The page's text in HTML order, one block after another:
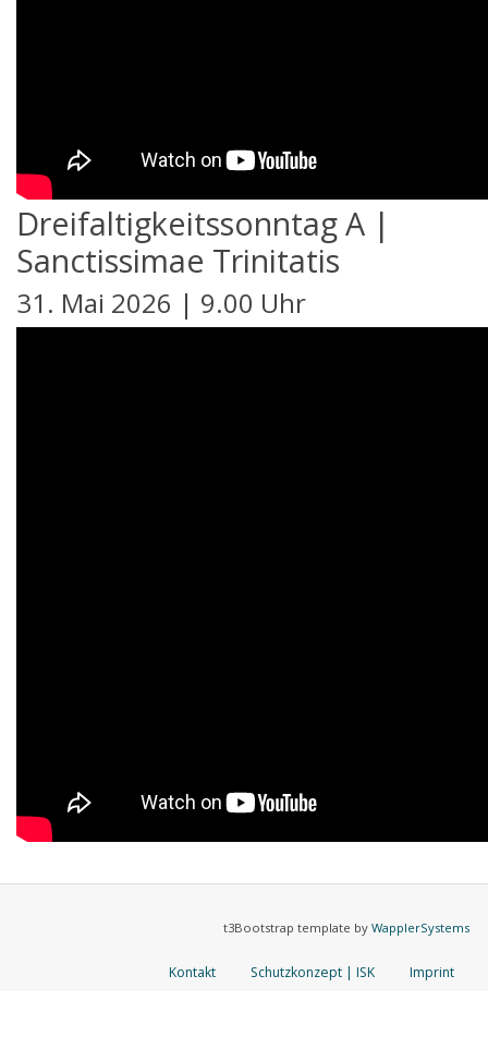
Dreifaltigkeitssonntag A |
Sanctissimae Trinitatis
31. Mai 2026 | 9.00 Uhr
t3Bootstrap template byWapplerSystems
Kontakt Schutzkonzept | ISK Imprint